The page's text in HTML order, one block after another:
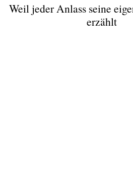
Weil jeder Anlass seine
erzählt